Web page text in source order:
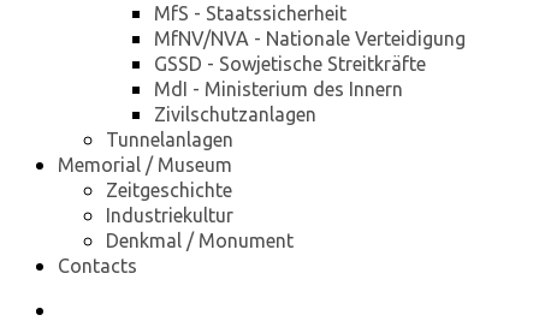
MfS - Staatssicherheit
MfNV/NVA - Nationale Verteidigung
GSSD - Sowjetische Streitkräfte
MdI - Ministerium des Innern
Zivilschutzanlagen
Tunnelanlagen
Memorial / Museum
Zeitgeschichte
Industriekultur
Denkmal / Monument
Contacts